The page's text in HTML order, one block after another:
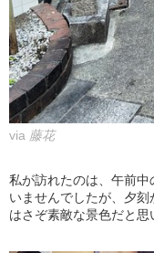
via 藤花
私が訪れたのは、午前
いませんでしたが、夕
はさぞ素敵な景色だと思